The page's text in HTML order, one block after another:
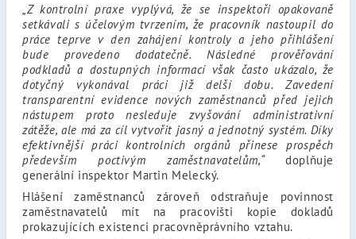
„Z kontrolní praxe vyplývá, že se inspektoři opakovaně
setkávali s účelovým tvrzením, že pracovník nastoupil do
práce teprve v den zahájení kontroly a jeho přihlášení
bude provedeno dodatečně. Následné prověřování
podkladů a dostupných informací však často ukázalo, že
dotyčný vykonával práci již delší dobu. Zavedení
transparentní evidence nových zaměstnanců před jejich
nástupem proto nesleduje zvyšování administrativní
zátěže, ale má za cíl vytvořit jasný a jednotný systém. Díky
efektivnější práci kontrolních orgánů přinese prospěch
především poctivým zaměstnavatelům,“doplňuje
generální inspektor Martin Melecký.
Hlášení zaměstnanců zároveň odstraňuje povinnost
zaměstnavatelů mít na pracovišti kopie dokladů
prokazujících existenci pracovněprávního vztahu.